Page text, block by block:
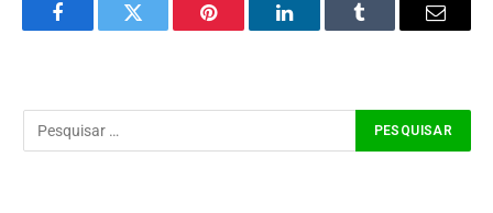
FacebookTwitter Pinterest LinkedInTumblr Email